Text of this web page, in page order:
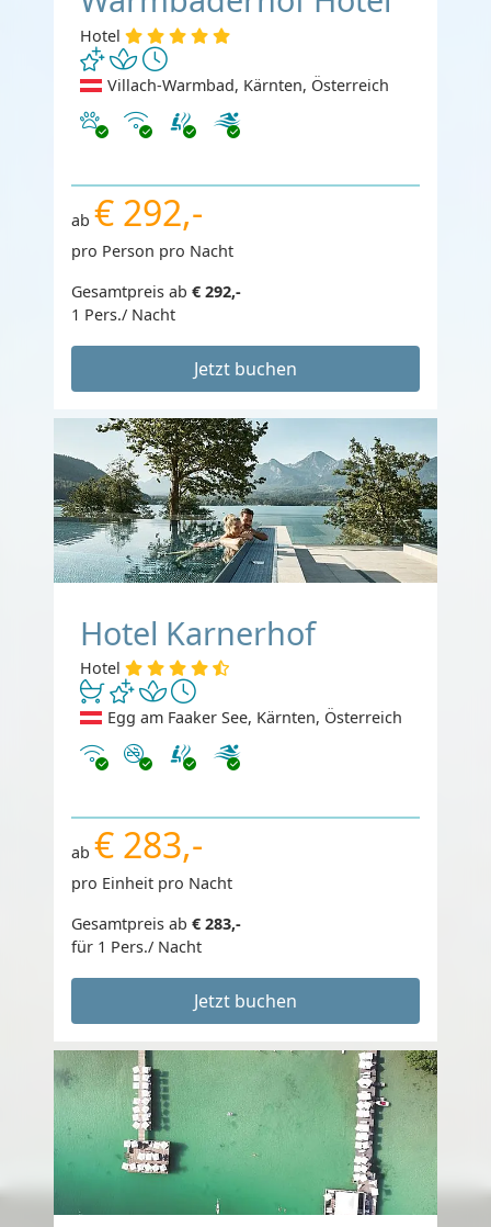
Hotel
Villach-Warmbad, Kärnten, Österreich
Haustiere erlaubt
Internet
ab € 292,-
pro Person pro Nacht
Gesamtpreis ab € 292,-
1 Pers./ Nacht
Jetzt buchen
Hotel Karnerhof
Hotel
Egg am Faaker See, Kärnten, Österreich
InternetNichtraucher
ab € 283,-
pro Einheit pro Nacht
Gesamtpreis ab € 283,-
für 1 Pers./ Nacht
Jetzt buchen